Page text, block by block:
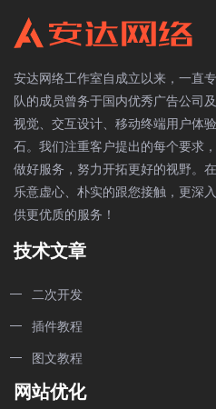
安达网络工作室自成立以来，一直
队的成员曾务于国内优秀广告公司
视觉、交互设计、移动终端用户体
石。我们注重客户提出的每个要求
做好服务，努力开拓更好的视野。
乐意虚心、朴实的跟您接触，更深
供更优质的服务！
技术文章
二次开发
插件教程
图文教程
网站优化